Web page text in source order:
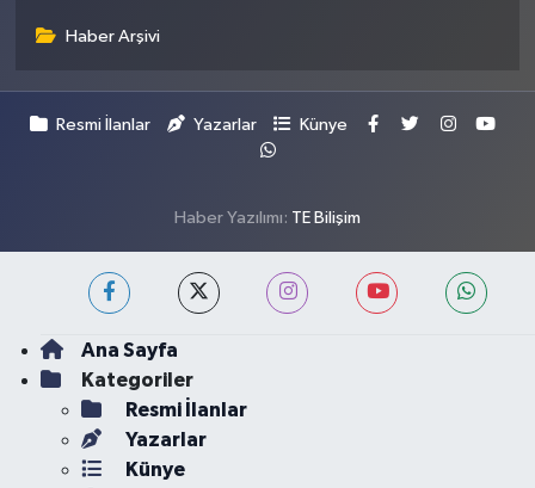
Haber Arşivi
Resmi İlanlar Yazarlar Künye
Haber Yazılımı: TE Bilişim
Ana Sayfa
Kategoriler
Resmi İlanlar
Yazarlar
Künye